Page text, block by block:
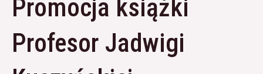
Promocja książki
Profesor Jadwigi